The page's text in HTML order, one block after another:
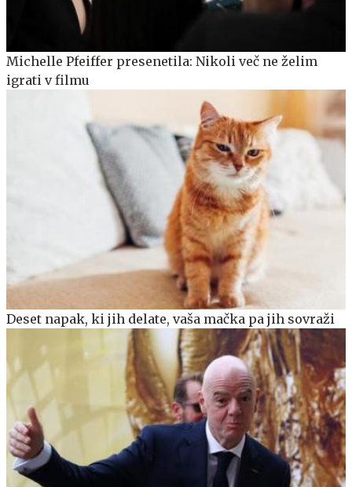
Michelle Pfeiffer presenetila: Nikoli več ne želim
igrati v filmu
Deset napak, ki jih delate, vaša mačka pa jih sovraži